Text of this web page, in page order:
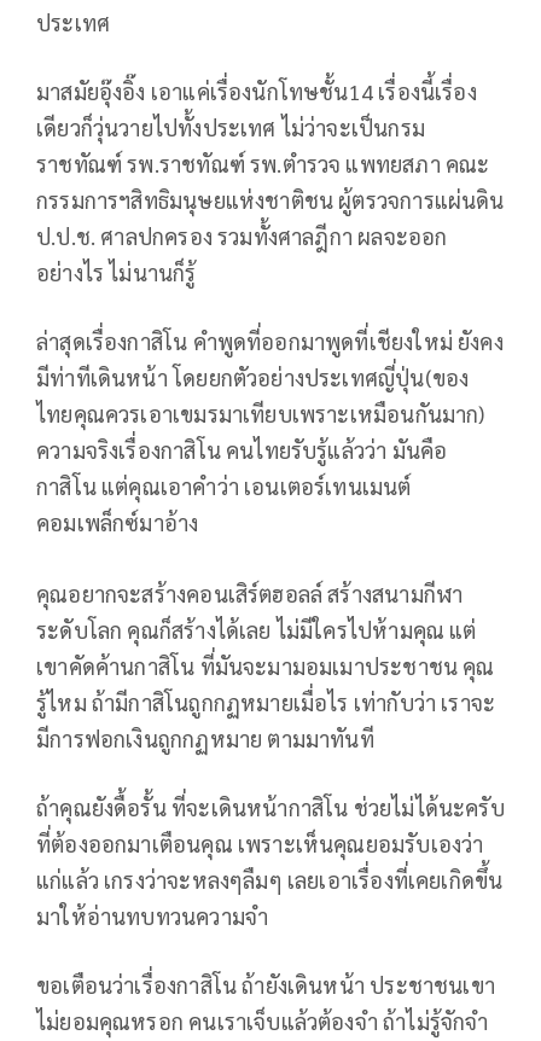
ประเทศ
มาสมัยอุ๊งอิ๊ง เอาแค่เรื่องนักโทษชั้น14 เรื่องนี้เรื่อง
เดียวก็วุ่นวายไปทั้งประเทศ ไม่ว่าจะเป็นกรม
ราชทัณฑ์ รพ.ราชทัณฑ์ รพ.ตำรวจ แพทยสภา คณะ
กรรมการฯสิทธิมนุษยแห่งชาติชน ผู้ตรวจการแผ่นดิน
ป.ป.ช. ศาลปกครอง รวมทั้งศาลฎีกา ผลจะออก
อย่างไร ไม่นานก็รู้
ล่าสุดเรื่องกาสิโน คำพูดที่ออกมาพูดที่เชียงใหม่ ยังคง
มีท่าทีเดินหน้า โดยยกตัวอย่างประเทศญี่ปุ่น(ของ
ไทยคุณควรเอาเขมรมาเทียบเพราะเหมือนกันมาก)
ความจริงเรื่องกาสิโน คนไทยรับรู้แล้วว่า มันคือ
กาสิโน แต่คุณเอาคำว่า เอนเตอร์เทนเมนต์
คอมเพล็กซ์มาอ้าง
คุณอยากจะสร้างคอนเสิร์ตฮอลล์ สร้างสนามกีฬา
ระดับโลก คุณก็สร้างได้เลย ไม่มีใครไปห้ามคุณ แต่
เขาคัดค้านกาสิโน ที่มันจะมามอมเมาประชาชน คุณ
รู้ไหม ถ้ามีกาสิโนถูกกฏหมายเมื่อไร เท่ากับว่า เราจะ
มีการฟอกเงินถูกกฏหมาย ตามมาทันที
ถ้าคุณยังดื้อรั้น ที่จะเดินหน้ากาสิโน ช่วยไม่ได้นะครับ
ที่ต้องออกมาเตือนคุณ เพราะเห็นคุณยอมรับเองว่า
แก่แล้ว เกรงว่าจะหลงๆลืมๆ เลยเอาเรื่องที่เคยเกิดขึ้น
มาให้อ่านทบทวนความจำ
ขอเตือนว่าเรื่องกาสิโน ถ้ายังเดินหน้า ประชาชนเขา
ไม่ยอมคุณหรอก คนเราเจ็บแล้วต้องจำ ถ้าไม่รู้จักจำ